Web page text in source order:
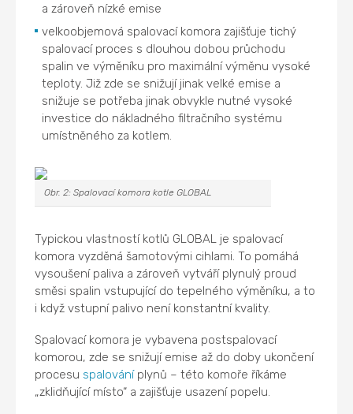
a zároveň nízké emise
velkoobjemová spalovací komora zajišťuje tichý
spalovací proces s dlouhou dobou průchodu
spalin ve výměníku pro maximální výměnu vysoké
teploty. Již zde se snižují jinak velké emise a
snižuje se potřeba jinak obvykle nutné vysoké
investice do nákladného filtračního systému
umístněného za kotlem.
Obr. 2: Spalovací komora kotle GLOBAL
Typickou vlastností kotlů GLOBAL je spalovací
komora vyzděná šamotovými cihlami. To pomáhá
vysoušení paliva a zároveň vytváří plynulý proud
směsi spalin vstupující do tepelného výměníku, a to
i když vstupní palivo není konstantní kvality.
Spalovací komora je vybavena postspalovací
komorou, zde se snižují emise až do doby ukončení
procesu spalováníplynů – této komoře říkáme
„zklidňující místo“ a zajišťuje usazení popelu.